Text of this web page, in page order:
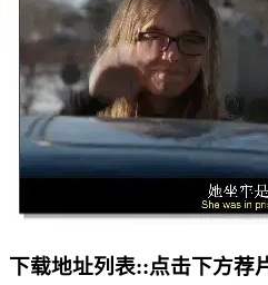
下载地址列表::点击下方荐